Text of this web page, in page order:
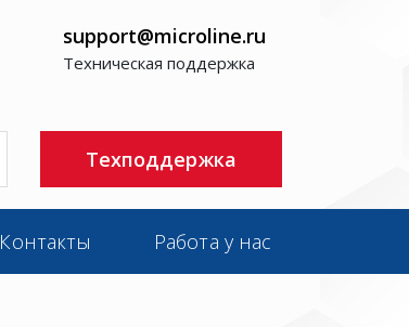
support@microline.ru
Техническая поддержка
Техподдержка
Контакты Работа у нас